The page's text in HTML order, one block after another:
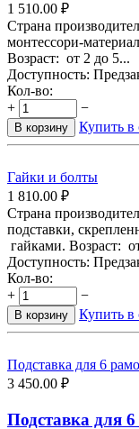
1 510.00 ₽
Страна
монтессори-
Возраст: от 2 до 5...
Доступность:
Кол-во:
+
−
В корзину Купить в
Гайки и болты
1 810.00 ₽
Страна
подставки,
гайками. Возраст:
Доступность:
Кол-во:
+
−
В корзину Купить в
Подставка для 6
3 450.00 ₽
Подставка для